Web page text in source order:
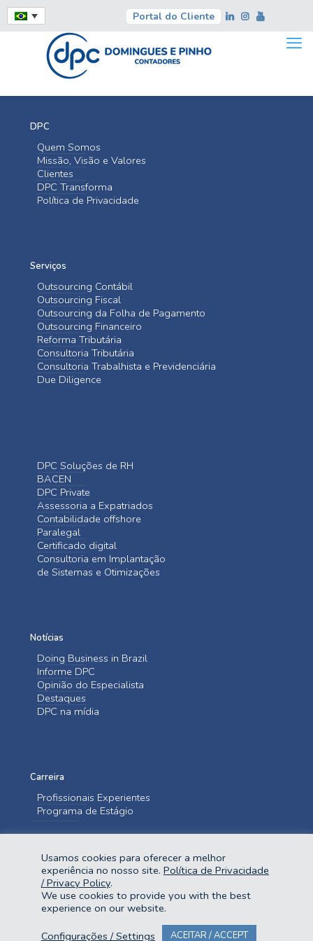
Portal do Cliente
DPC
Quem Somos
Missão, Visão e Valores
Clientes
DPC Transforma
Política de Privacidade
Serviços
Outsourcing Contábil
Outsourcing Fiscal
Outsourcing da Folha de Pagamento
Outsourcing Financeiro
Reforma Tributária
Consultoria Tributária
Consultoria Trabalhista e Previdenciária
Due Diligence
DPC Soluções de RH
BACEN
DPC Private
Assessoria a Expatriados
Contabilidade offshore
Paralegal
Certificado digital
Consultoria em Implantação
de Sistemas e Otimizações
Notícias
Doing Business in Brazil
Informe DPC
Opinião do Especialista
Destaques
DPC na mídia
Carreira
Profissionais Experientes
Programa de Estágio
Fale Conosco
Usamos cookies para oferecer a melhor
experiência no nosso site. Política de Privacidade
/ Privacy Policy.
We use cookies to provide you with the best
experience on our website.
Configurações / Settings
ACEITAR / ACCEPT